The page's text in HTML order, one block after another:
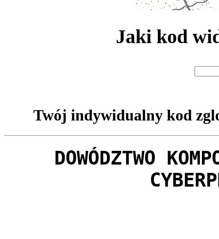
Jaki kod
Twój indywidualny kod
DOWÓDZTWO